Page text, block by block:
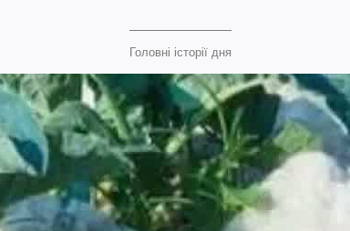
Головні історії дня